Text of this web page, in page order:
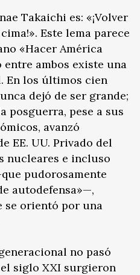
Takaichi es: «¡Volver
Este lema parece
«Hacer América
entre ambos existe una
En los últimos cien
dejó de ser grande;
posguerra, pese a sus
avanzó
EE. UU. Privado del
nucleares e incluso
pudorosamente
autodefensa»—,
se orientó por una
no pasó
el siglo XXI surgieron